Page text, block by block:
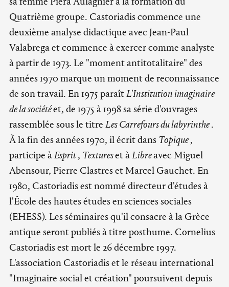
Quatrième groupe. Castoriadis commence une
deuxième analyse didactique avec Jean-Paul
Valabrega et commence à exercer comme analyste
à partir de 1973. Le "moment antitotalitaire" des
années 1970 marque un moment de reconnaissance
de son travail. En 1975 paraîtL'Institution imaginaire
de la sociétéet, de 1975 à 1998 sa série d'ouvrages
rassemblée sous le titre Les Carrefours du labyrinthe.
À la fin des années 1970, il écrit dans Topique,
participe àEsprit, Textureset àLibreavec Miguel
Abensour, Pierre Clastres et Marcel Gauchet. En
1980, Castoriadis est nommé directeur d'études à
l'École des hautes études en sciences sociales
(EHESS). Les séminaires qu'il consacre à la Grèce
antique seront publiés à titre posthume. Cornelius
Castoriadis est mort le 26 décembre 1997.
L'association Castoriadis et le réseau international
"Imaginaire social et création" poursuivent depuis